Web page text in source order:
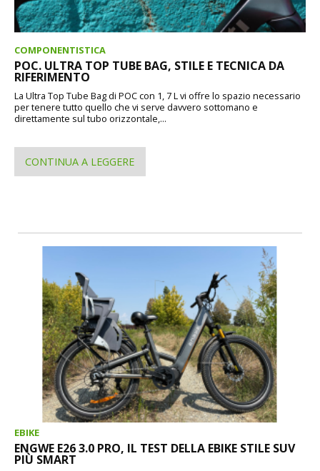
COMPONENTISTICA
POC. ULTRA TOP TUBE BAG, STILE E TECNICA DA
RIFERIMENTO
La Ultra Top Tube Bag di POC con 1, 7 L vi offre lo spazio necessario
per tenere tutto quello che vi serve davvero sottomano e
direttamente sul tubo orizzontale,...
CONTINUA A LEGGERE
EBIKE
ENGWE E26 3.0 PRO, IL TEST DELLA EBIKE STILE SUV
PIÙ SMART